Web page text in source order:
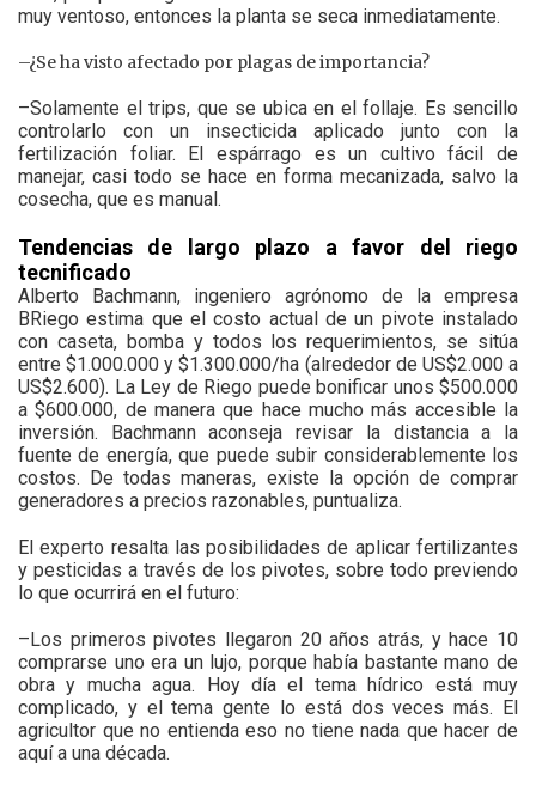
muy ventoso, entonces la planta se seca inmediatamente.
–¿Se ha visto afectado por plagas de importancia?
–Solamente el trips, que se ubica en el follaje. Es sencillo
controlarlo con un insecticida aplicado junto con la
fertilización foliar. El espárrago es un cultivo fácil de
manejar, casi todo se hace en forma mecanizada, salvo la
cosecha, que es manual.
Tendencias de largo plazo a favor del riego
tecnificado
Alberto Bachmann, ingeniero agrónomo de la empresa
BRiego estima que el costo actual de un pivote instalado
con caseta, bomba y todos los requerimientos, se sitúa
entre $1.000.000 y $1.300.000/ha (alrededor de US$2.000 a
US$2.600). La Ley de Riego puede bonificar unos $500.000
a $600.000, de manera que hace mucho más accesible la
inversión. Bachmann aconseja revisar la distancia a la
fuente de energía, que puede subir considerablemente los
costos. De todas maneras, existe la opción de comprar
generadores a precios razonables, puntualiza.
El experto resalta las posibilidades de aplicar fertilizantes
y pesticidas a través de los pivotes, sobre todo previendo
lo que ocurrirá en el futuro:
–Los primeros pivotes llegaron 20 años atrás, y hace 10
comprarse uno era un lujo, porque había bastante mano de
obra y mucha agua. Hoy día el tema hídrico está muy
complicado, y el tema gente lo está dos veces más. El
agricultor que no entienda eso no tiene nada que hacer de
aquí a una década.